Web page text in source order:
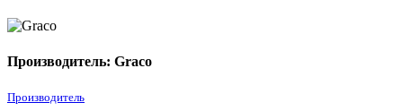
Производитель: Graco
Производитель